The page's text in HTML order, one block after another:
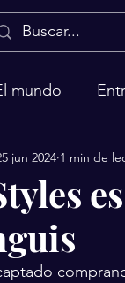
mundo
Salud
jun 2024 1 min de